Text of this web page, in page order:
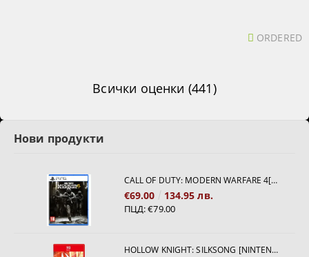
ORDERED
Всички оценки (441)
Нови продукти
CALL OF DUTY: MODERN WARFARE 4[PS5]
€69.00 134.95 лв.
ПЦД:€79.00
HOLLOW KNIGHT: SILKSONG [NINTENDO SWITCH 2]